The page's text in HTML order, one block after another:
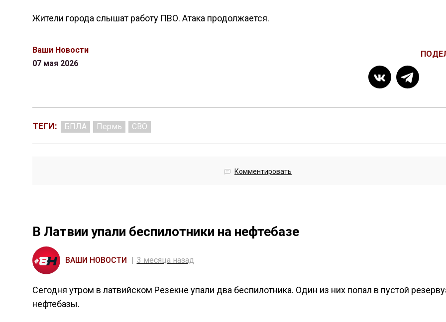
Жители города слышат работу ПВО. Атака продолжается.
Ваши Новости
07 мая 2026
ТЕГИ: БПЛА Пермь СВО
Комментировать
В Латвии упали беспилотники на нефтебазе
ВАШИ НОВОСТИ 3 месяца назад
Cегодня утром в латвийском Резекне упали два беспилотника. Один из них попал в пустой
нефтебазы.